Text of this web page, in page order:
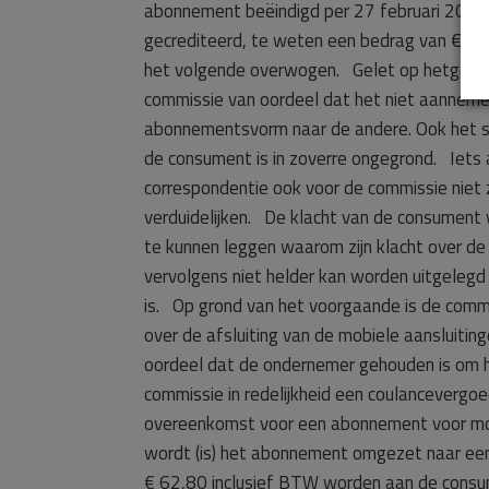
abonnement beëindigd per 27 februari
gecrediteerd, te weten een bedrag van €
het volgende overwogen. Gelet op
commissie van oordeel dat het niet
abonnementsvorm naar de andere. Ook
de consument is in zoverre ongegrond.
correspondentie ook voor de commissie
verduidelijken. De klacht van de
te kunnen leggen waarom zijn klacht over
vervolgens niet helder kan worden
is. Op grond van het voorgaande is de
over de afsluiting van de mobiele
oordeel dat de ondernemer gehouden is
commissie in redelijkheid een
overeenkomst voor een abonnement voor
wordt (is) het abonnement omgezet naar
€ 62,80 inclusief BTW worden aan de